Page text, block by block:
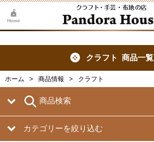
クラフト 商品一覧
ホーム 商品情報 クラフト
商品検索
カテゴリーを絞り込む